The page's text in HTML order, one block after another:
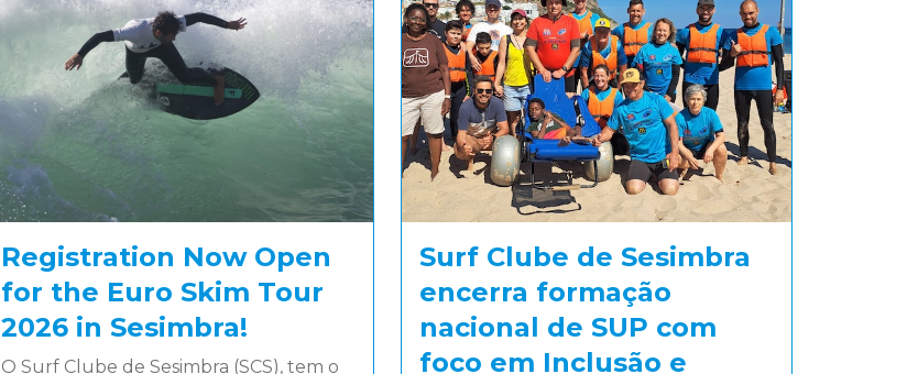
Registration Now Open
for the Euro Skim Tour
2026 in Sesimbra!
O Surf Clube de Sesimbra (SCS), tem o
Surf Clube de Sesimbra
encerra formação
nacional de SUP com
foco em Inclusão e